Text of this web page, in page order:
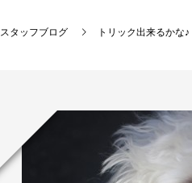
スタッフブログ トリック出来るかな♪